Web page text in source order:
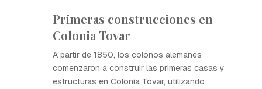
Primeras construcciones en
Colonia Tovar
A partir de 1850, los colonos alemanes
comenzaron a construir las primeras casas y
estructuras en Colonia Tovar, utilizando